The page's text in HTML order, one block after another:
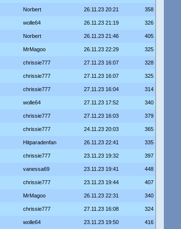
Norbert 26.11.23 20:21 358
wolle64 26.11.23 21:19 326
Norbert 26.11.23 21:46 405
MrMagoo 26.11.23 22:29 325
chrissie777 27.11.23 16:07 328
chrissie777 27.11.23 16:07 325
chrissie777 27.11.23 16:04 314
wolle64 27.11.23 17:52 340
chrissie777 27.11.23 16:03 379
chrissie777 24.11.23 20:03 365
Hitparadenfan 26.11.23 22:41 335
chrissie777 23.11.23 19:32 397
vanessa69 23.11.23 19:41 448
chrissie777 23.11.23 19:44 407
MrMagoo 26.11.23 22:31 340
chrissie777 27.11.23 16:08 324
wolle64 23.11.23 19:50 416